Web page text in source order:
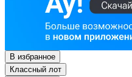
В избранное
Классный лот